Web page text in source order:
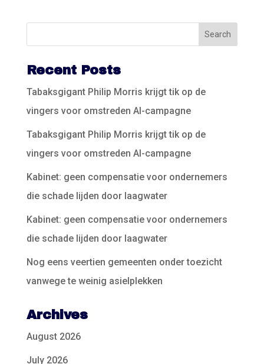
Recent Posts
Tabaksgigant Philip Morris krijgt tik op de
vingers voor omstreden AI-campagne
Tabaksgigant Philip Morris krijgt tik op de
vingers voor omstreden AI-campagne
Kabinet: geen compensatie voor ondernemers
die schade lijden door laagwater
Kabinet: geen compensatie voor ondernemers
die schade lijden door laagwater
Nog eens veertien gemeenten onder toezicht
vanwege te weinig asielplekken
Archives
August 2026
July 2026